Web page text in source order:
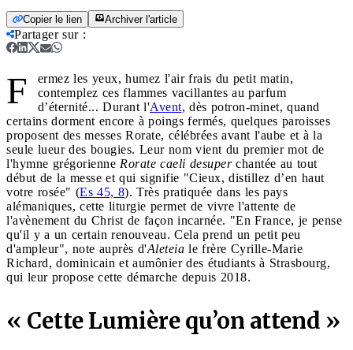
Copier le lien Archiver l'article
Partager sur:
F
ermez les yeux, humez l'air frais du petit matin,
contemplez ces flammes vacillantes au parfum
d’éternité... Durant l'Avent, dès potron-minet, quand
certains dorment encore à poings fermés, quelques paroisses
proposent des messes Rorate, célébrées avant l'aube et à la
seule lueur des bougies. Leur nom vient du premier mot de
l'hymne grégorienne Rorate caeli desuperchantée au tout
début de la messe et qui signifie "Cieux, distillez d’en haut
votre rosée" (Es 45, 8). Très pratiquée dans les pays
alémaniques, cette liturgie permet de vivre l'attente de
l'avènement du Christ de façon incarnée. "En France, je pense
qu'il y a un certain renouveau. Cela prend un petit peu
d'ampleur", note auprès d'Aleteia le frère Cyrille-Marie
Richard, dominicain et aumônier des étudiants à Strasbourg,
qui leur propose cette démarche depuis 2018.
« Cette Lumière qu’on attend »